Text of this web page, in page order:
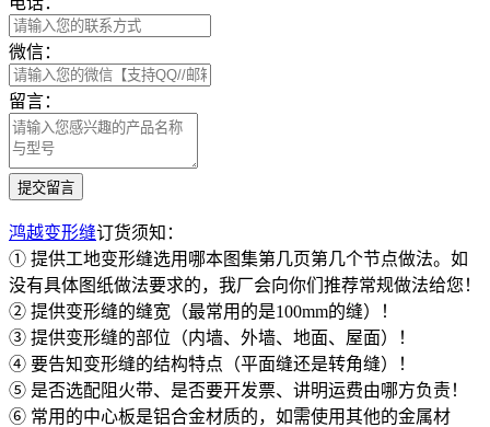
微信：
留言：
鸿越变形缝订货须知：
① 提供工地变形缝选用哪本图集第几页第几个节点做法。如
没有具体图纸做法要求的，我厂会向你们推荐常规做法给您！
② 提供变形缝的缝宽（最常用的是100mm的缝）！
③ 提供变形缝的部位（内墙、外墙、地面、屋面）！
④ 要告知变形缝的结构特点（平面缝还是转角缝）！
⑤ 是否选配阻火带、是否要开发票、讲明运费由哪方负责！
⑥ 常用的中心板是铝合金材质的，如需使用其他的金属材